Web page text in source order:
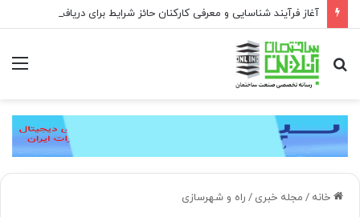
جستجو
برای
خانه / مجله خبری / راه و شهرسازی